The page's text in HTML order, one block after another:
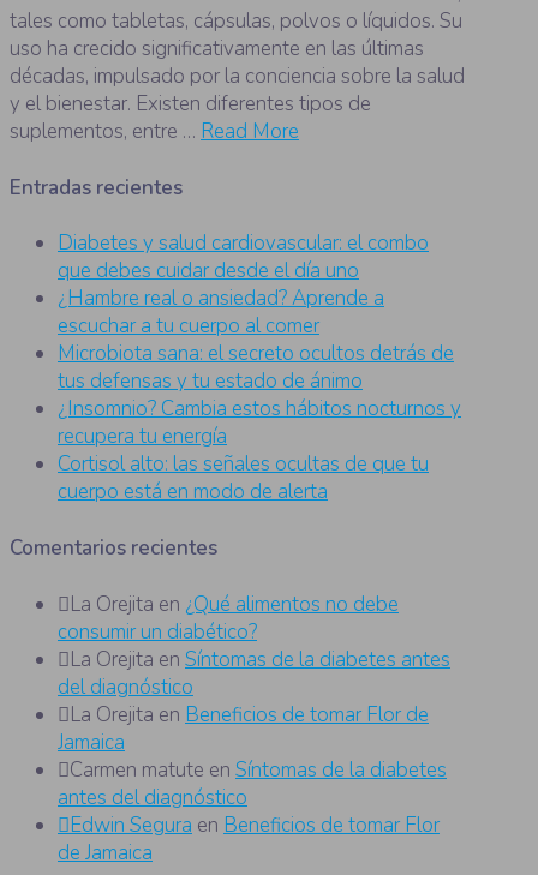
tales como tabletas, cápsulas, polvos o líquidos. Su
uso ha crecido significativamente en las últimas
décadas, impulsado por la conciencia sobre la salud
y el bienestar. Existen diferentes tipos de
suplementos, entre … Read More
Entradas recientes
Diabetes y salud cardiovascular: el combo
que debes cuidar desde el día uno
¿Hambre real o ansiedad? Aprende a
escuchar a tu cuerpo al comer
Microbiota sana: el secreto ocultos detrás de
tus defensas y tu estado de ánimo
¿Insomnio? Cambia estos hábitos nocturnos y
recupera tu energía
Cortisol alto: las señales ocultas de que tu
cuerpo está en modo de alerta
Comentarios recientes
La Orejita en ¿Qué alimentos no debe
consumir un diabético?
La Orejita en Síntomas de la diabetes antes
del diagnóstico
La Orejita en Beneficios de tomar Flor de
Jamaica
Carmen matute en Síntomas de la diabetes
antes del diagnóstico
Edwin Segura en Beneficios de tomar Flor
de Jamaica